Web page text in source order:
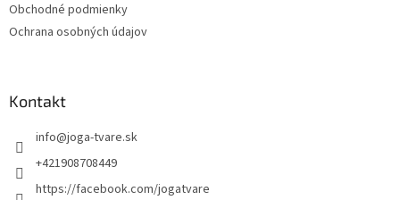
Obchodné podmienky
Ochrana osobných údajov
Kontakt
info@joga-tvare.sk
+421908708449
https://facebook.com/jogatvare